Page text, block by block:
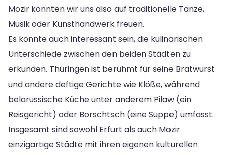
Mozir könnten wir uns also auf traditionelle Tänze,
Musik oder Kunsthandwerk freuen.
Es könnte auch interessant sein, die kulinarischen
Unterschiede zwischen den beiden Städten zu
erkunden. Thüringen ist berühmt für seine Bratwurst
und andere deftige Gerichte wie Klöße, während
belarussische Küche unter anderem Pilaw (ein
Reisgericht) oder Borschtsch (eine Suppe) umfasst.
Insgesamt sind sowohl Erfurt als auch Mozir
einzigartige Städte mit ihren eigenen kulturellen